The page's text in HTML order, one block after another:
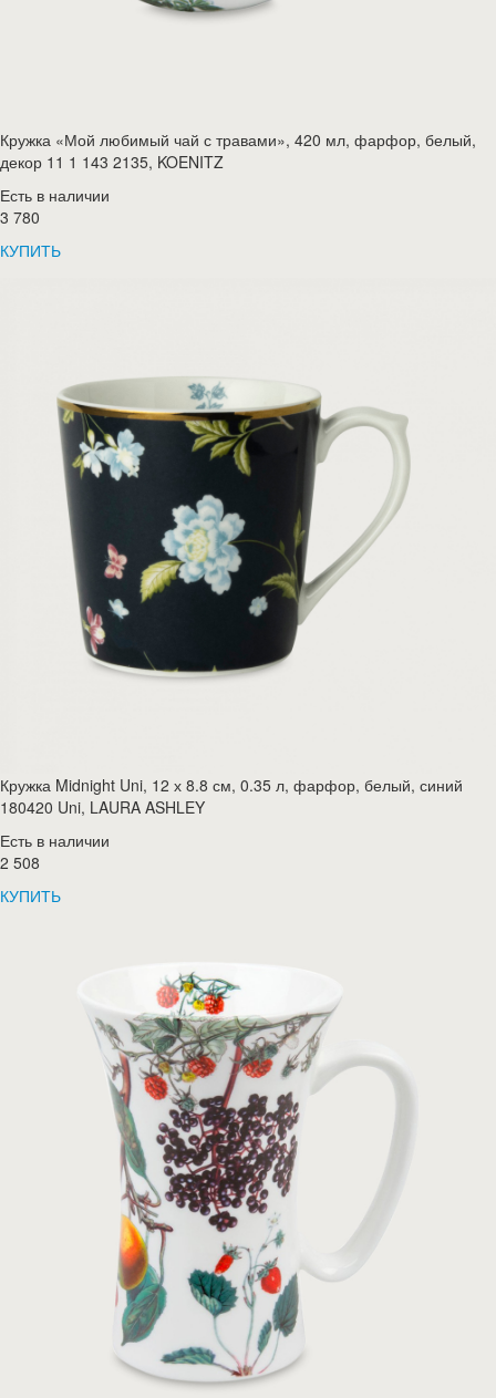
Кружка «Мой любимый чай с травами», 420 мл, фарфор, белый,
декор 11 1 143 2135, KOENITZ
Есть в наличии
3 780
КУПИТЬ
Кружка Midnight Uni, 12 х 8.8 см, 0.35 л, фарфор, белый, синий
180420 Uni, LAURA ASHLEY
Есть в наличии
2 508
КУПИТЬ